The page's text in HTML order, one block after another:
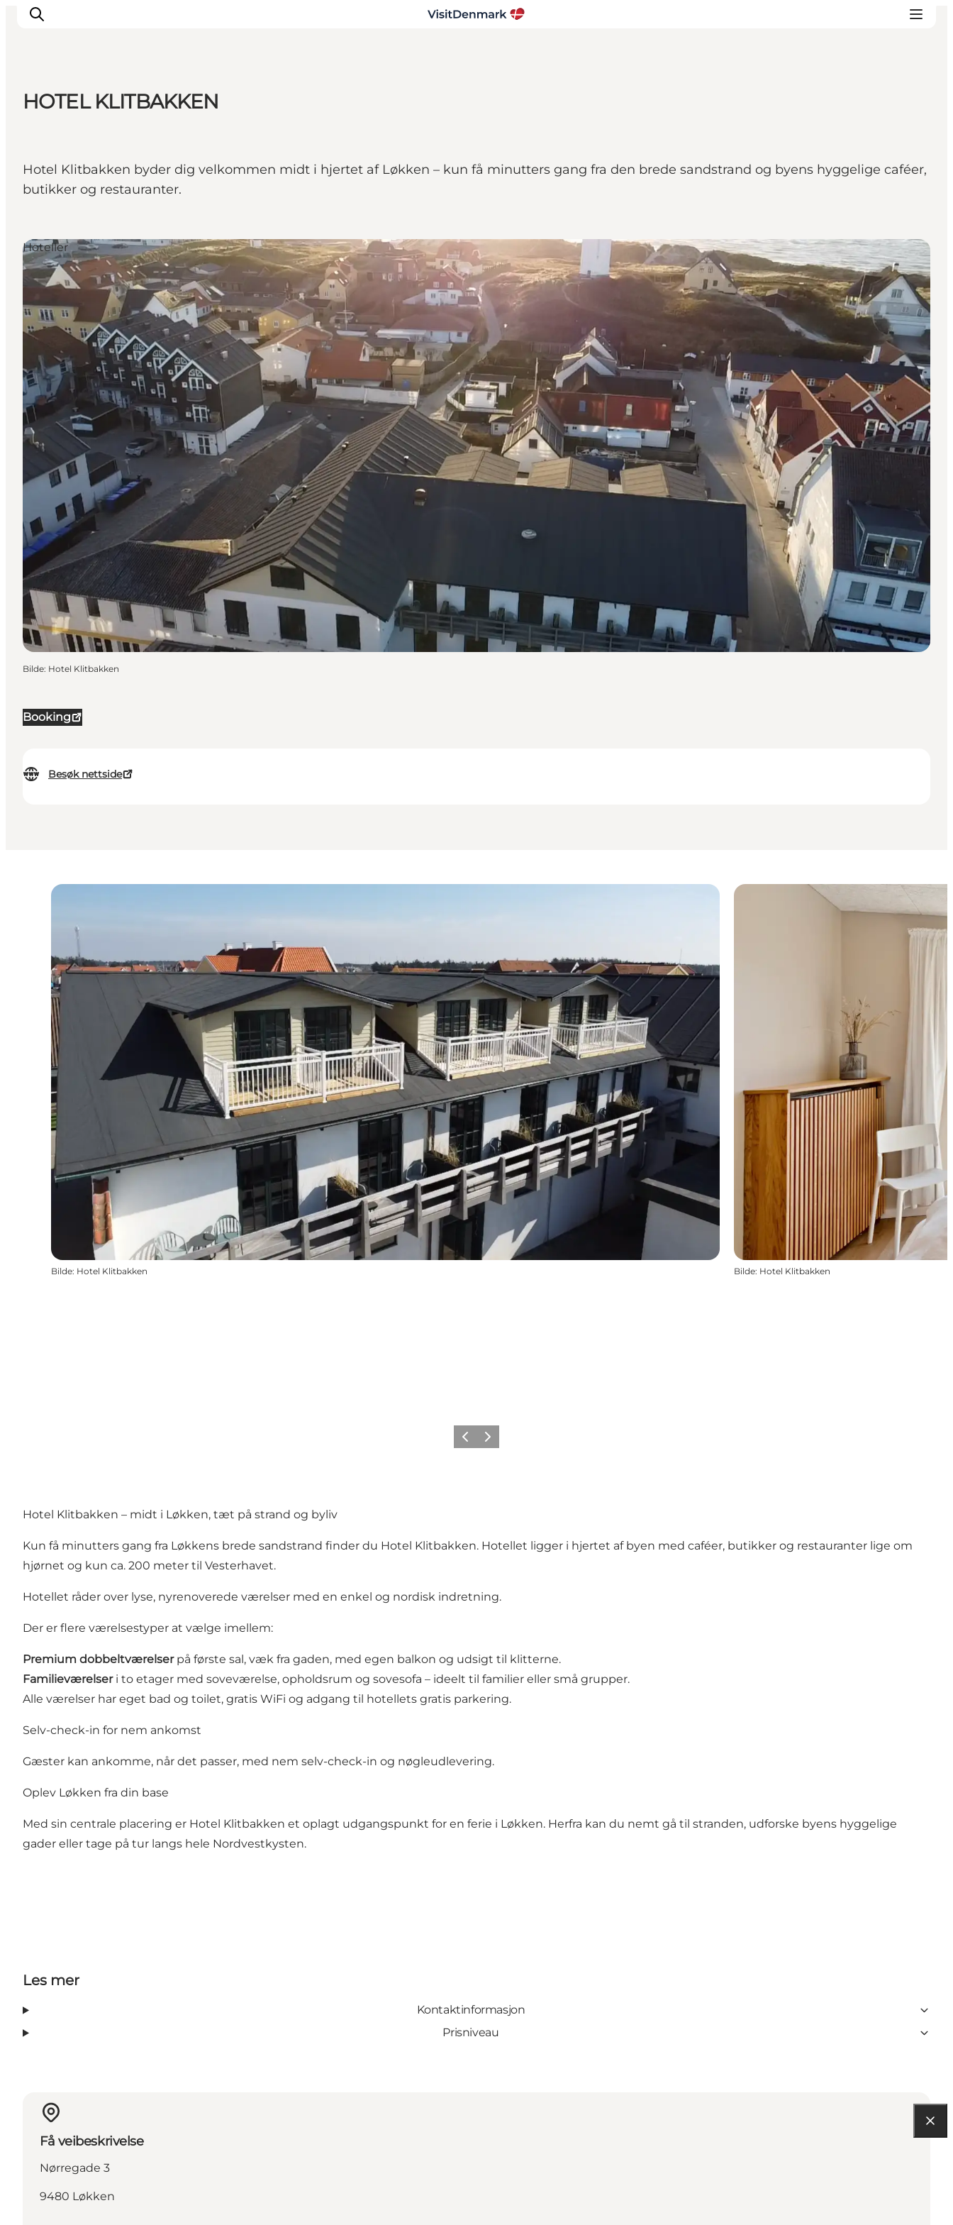
Aktiviteter
Overnatting
Planlegg reisen
HOTEL KLITBAKKEN
Hotel Klitbakken byder dig velkommen midt i hjertet af Løkken – kun få minutters gang fra den brede sandstrand og byens hyggelige caféer,
butikker og restauranter.
Booking
Besøk nettside
Hoteller
Bilde: Hotel Klitbakken
Bilde: Hotel Klitbakken Bilde: Hotel Klitbakken
ForrigeNeste
Hotel Klitbakken – midt i Løkken, tæt på strand og byliv
Kun få minutters gang fra Løkkens brede sandstrand finder du Hotel Klitbakken. Hotellet ligger i hjertet af byen med caféer, butikker og restauranter lige om
hjørnet og kun ca. 200 meter til Vesterhavet.
Hotellet råder over lyse, nyrenoverede værelser med en enkel og nordisk indretning.
Der er flere værelsestyper at vælge imellem:
Premium dobbeltværelserpå første sal, væk fra gaden, med egen balkon og udsigt til klitterne.
Familieværelseri to etager med soveværelse, opholdsrum og sovesofa – ideelt til familier eller små grupper.
Alle værelser har eget bad og toilet, gratis WiFi og adgang til hotellets gratis parkering.
Selv-check-in for nem ankomst
Gæster kan ankomme, når det passer, med nem selv-check-in og nøgleudlevering.
Oplev Løkken fra din base
Med sin centrale placering er Hotel Klitbakken et oplagt udgangspunkt for en ferie i Løkken. Herfra kan du nemt gå til stranden, udforske byens hyggelige
gader eller tage på tur langs hele Nordvestkysten.
Les mer
Kontaktinformasjon
Prisniveau
Få veibeskrivelse
Nørregade 3
9480 Løkken